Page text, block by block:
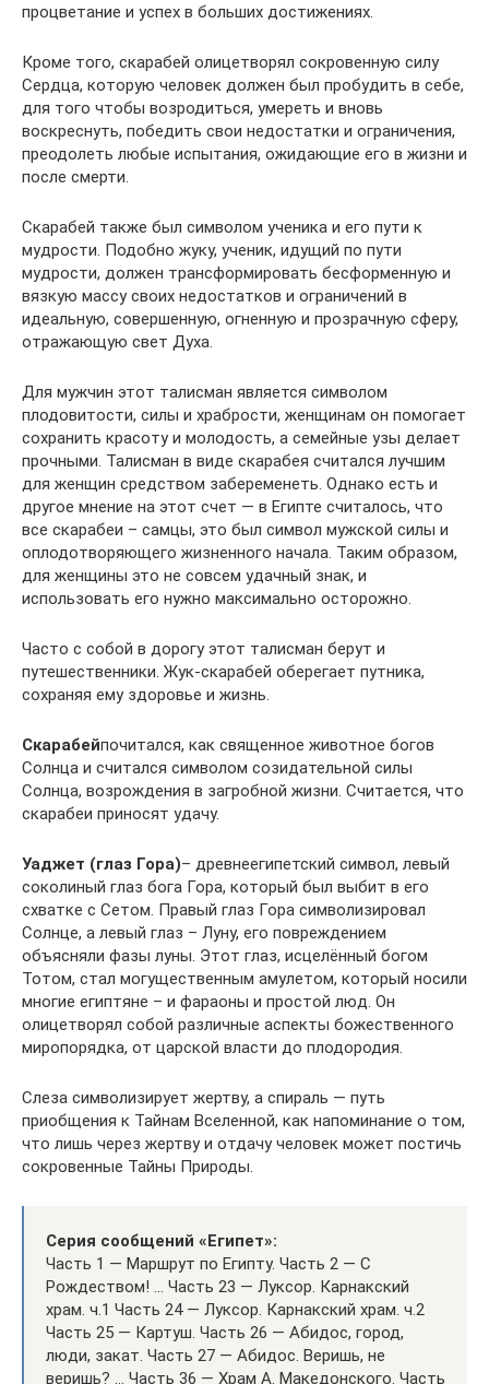
процветание и успех в больших достижениях.
Кроме того, скарабей олицетворял сокровенную силу
Сердца, которую человек должен был пробудить в себе,
для того чтобы возродиться, умереть и вновь
воскреснуть, победить свои недостатки и ограничения,
преодолеть любые испытания, ожидающие его в жизни и
после смерти.
Скарабей также был символом ученика и его пути к
мудрости. Подобно жуку, ученик, идущий по пути
мудрости, должен трансформировать бесформенную и
вязкую массу своих недостатков и ограничений в
идеальную, совершенную, огненную и прозрачную сферу,
отражающую свет Духа.
Для мужчин этот талисман является символом
плодовитости, силы и храбрости, женщинам он помогает
сохранить красоту и молодость, а семейные узы делает
прочными. Талисман в виде скарабея считался лучшим
для женщин средством забеременеть. Однако есть и
другое мнение на этот счет — в Египте считалось, что
все скарабеи – самцы, это был символ мужской силы и
оплодотворяющего жизненного начала. Таким образом,
для женщины это не совсем удачный знак, и
использовать его нужно максимально осторожно.
Часто с собой в дорогу этот талисман берут и
путешественники. Жук-скарабей оберегает путника,
сохраняя ему здоровье и жизнь.
Скарабейпочитался, как священное животное богов
Солнца и считался символом созидательной силы
Солнца, возрождения в загробной жизни. Считается, что
скарабеи приносят удачу.
Уаджет (глаз Гора)– древнеегипетский символ, левый
соколиный глаз бога Гора, который был выбит в его
схватке с Сетом. Правый глаз Гора символизировал
Солнце, а левый глаз – Луну, его повреждением
объясняли фазы луны. Этот глаз, исцелённый богом
Тотом, стал могущественным амулетом, который носили
многие египтяне – и фараоны и простой люд. Он
олицетворял собой различные аспекты божественного
миропорядка, от царской власти до плодородия.
Слеза символизирует жертву, а спираль — путь
приобщения к Тайнам Вселенной, как напоминание о том,
что лишь через жертву и отдачу человек может постичь
сокровенные Тайны Природы.
Серия сообщений «Египет»:
Часть 1 — Маршрут по Египту. Часть 2 — С
Рождеством! … Часть 23 — Луксор. Карнакский
храм. ч.1 Часть 24 — Луксор. Карнакский храм. ч.2
Часть 25 — Картуш. Часть 26 — Абидос, город,
люди, закат. Часть 27 — Абидос. Веришь, не
веришь? … Часть 36 — Храм А. Македонского. Часть